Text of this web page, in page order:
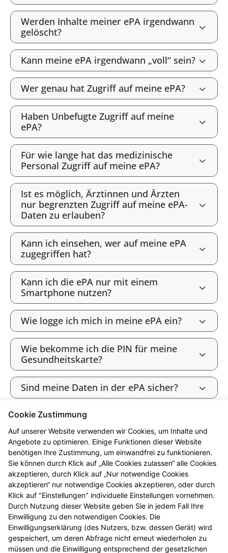
Werden Inhalte meiner ePA irgendwann
gelöscht?
Kann meine ePA irgendwann „voll“ sein?
Wer genau hat Zugriff auf meine ePA?
Haben Unbefugte Zugriff auf meine
ePA?
Für wie lange hat das medizinische
Personal Zugriff auf meine ePA?
Ist es möglich, Ärztinnen und Ärzten
nur begrenzten Zugriff auf meine ePA-
Daten zu erlauben?
Kann ich einsehen, wer auf meine ePA
zugegriffen hat?
Kann ich die ePA nur mit einem
Smartphone nutzen?
Wie logge ich mich in meine ePA ein?
Wie bekomme ich die PIN für meine
Gesundheitskarte?
Sind meine Daten in der ePA sicher?
Bin ich als gesetzlich Versicherte:r
verpflichtet, die ePA zu nutzen?
Wie widerspreche ich der ePA („Opt-
out“)?
Werden meine Gesundheitsdaten zu
Forschungszwecken genutzt?
Kann ich die ePA nutzen, ohne meine
Daten zu Forschungszwecken
Cookie Zustimmung
Auf unserer Website verwenden wir Cookies, um Inhalte und
Angebote zu optimieren. Einige Funktionen dieser Website
benötigen Ihre Zustimmung, um einwandfrei zu funktionieren.
Sie können durch Klick auf „Alle Cookies zulassen“ alle Cookies
akzeptieren, durch Klick auf „Nur notwendige Cookies
akzeptieren“ nur notwendige Cookies akzeptieren, oder durch
Klick auf "Einstellungen" individuelle Einstellungen vornehmen.
Durch Nutzung dieser Website geben Sie in jedem Fall Ihre
Einwilligung zu den notwendigen Cookies. Die
Einwilligungserklärung (des Nutzers, bzw. dessen Gerät) wird
gespeichert, um deren Abfrage nicht erneut wiederholen zu
müssen und die Einwilligung entsprechend der gesetzlichen